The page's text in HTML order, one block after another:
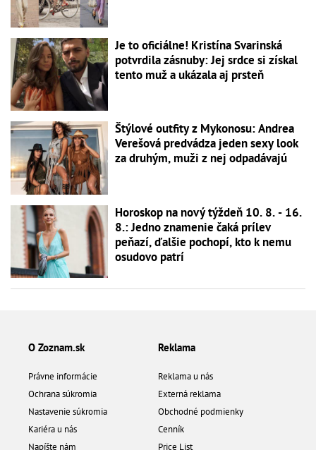
Je to oficiálne! Kristína Svarinská
potvrdila zásnuby: Jej srdce si získal
tento muž a ukázala aj prsteň
Štýlové outfity z Mykonosu: Andrea
Verešová predvádza jeden sexy look
za druhým, muži z nej odpadávajú
Horoskop na nový týždeň 10. 8. - 16.
8.: Jedno znamenie čaká prílev
peňazí, ďalšie pochopí, kto k nemu
osudovo patrí
O Zoznam.sk
Právne informácie
Ochrana súkromia
Nastavenie súkromia
Kariéra u nás
Napíšte nám
Reklama
Reklama u nás
Externá reklama
Obchodné podmienky
Cenník
Price List